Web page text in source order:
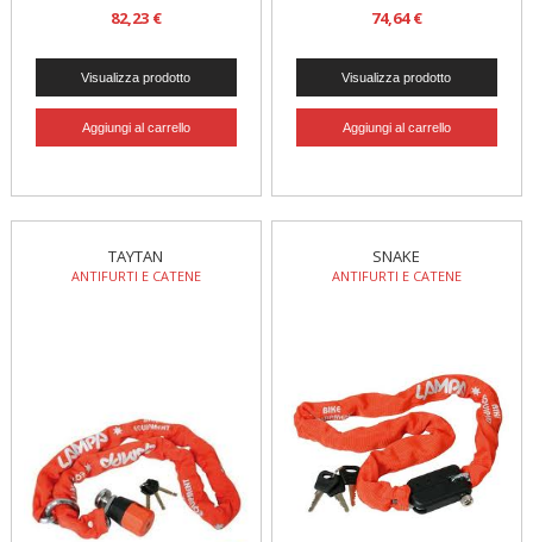
82,23 € 74,64 €
TAYTAN
ANTIFURTI E CATENE
SNAKE
ANTIFURTI E CATENE